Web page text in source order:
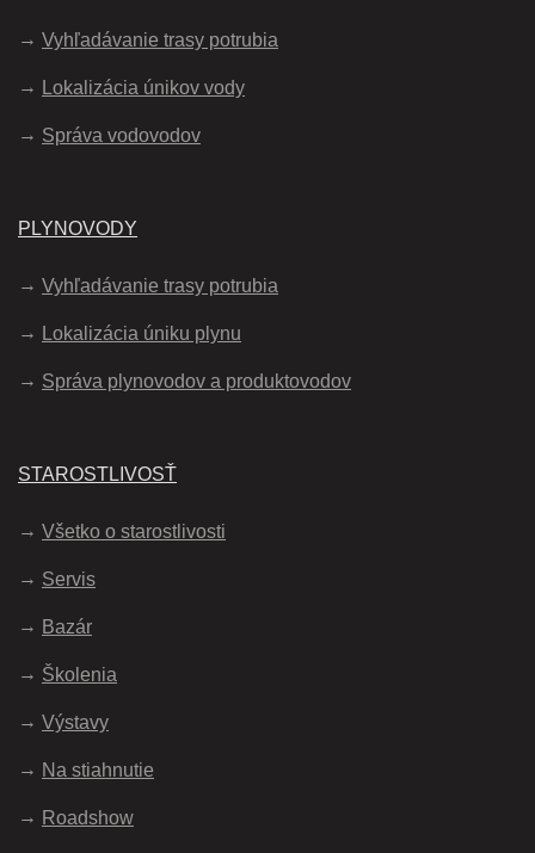
Vyhľadávanie trasy potrubia
Lokalizácia únikov vody
Správa vodovodov
PLYNOVODY
Vyhľadávanie trasy potrubia
Lokalizácia úniku plynu
Správa plynovodov a produktovodov
STAROSTLIVOSŤ
Všetko o starostlivosti
Servis
Bazár
Školenia
Výstavy
Na stiahnutie
Roadshow